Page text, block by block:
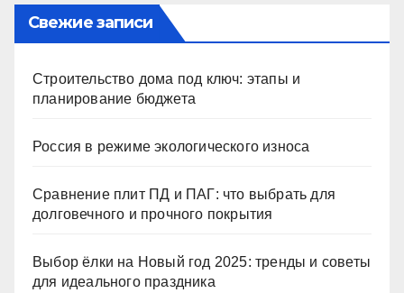
Свежие записи
Строительство дома под ключ: этапы и
планирование бюджета
Россия в режиме экологического износа
Сравнение плит ПД и ПАГ: что выбрать для
долговечного и прочного покрытия
Выбор ёлки на Новый год 2025: тренды и советы
для идеального праздника